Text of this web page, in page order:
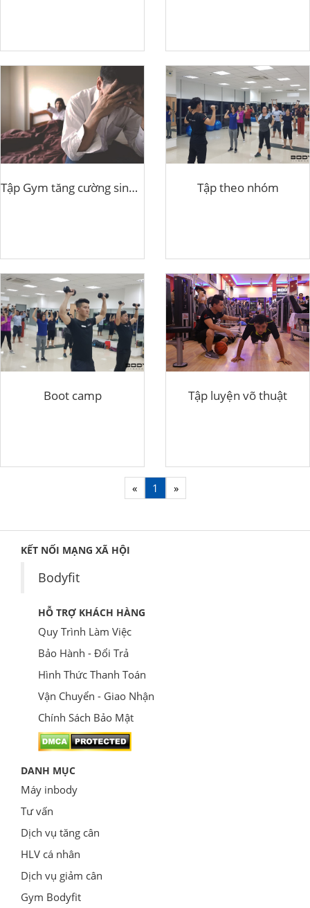
Tập Gym tăng cường sinh lý Tập theo nhóm
Boot camp Tập luyện võ thuật
« 1 »
KẾT NỐI MẠNG XÃ HỘI
Bodyfit
HỖ TRỢ KHÁCH HÀNG
Quy Trình Làm Việc
Bảo Hành - Đổi Trả
Hình Thức Thanh Toán
Vận Chuyển - Giao Nhận
Chính Sách Bảo Mật
DANH MỤC
Máy inbody
Tư vấn
Dịch vụ tăng cân
HLV cá nhân
Dịch vụ giảm cân
Gym Bodyfit